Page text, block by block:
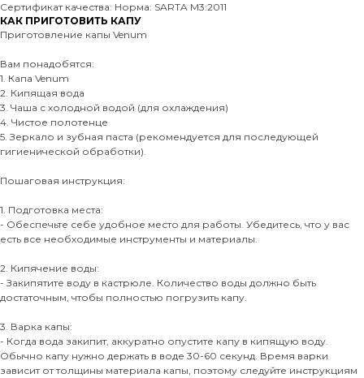
Сертификат качества: Норма: SARTA M3:2011
КАК ПРИГОТОВИТЬ КАПУ
Приготовление капы Venum
Вам понадобятся:
1. Капа Venum
2. Кипящая вода
3. Чаша с холодной водой (для охлаждения)
4. Чистое полотенце
5. Зеркало и зубная паста (рекомендуется для последующей
гигиенической обработки).
Пошаговая инструкция:
1. Подготовка места:
- Обеспечьте себе удобное место для работы. Убедитесь, что у вас
есть все необходимые инструменты и материалы.
2. Кипячение воды:
- Закипятите воду в кастрюле. Количество воды должно быть
достаточным, чтобы полностью погрузить капу.
3. Варка капы:
- Когда вода закипит, аккуратно опустите капу в кипящую воду.
Обычно капу нужно держать в воде 30-60 секунд. Время варки
зависит от толщины материала капы, поэтому следуйте инструкциям